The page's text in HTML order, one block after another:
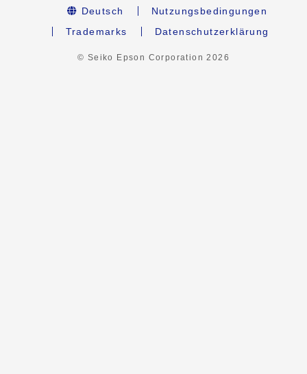
Deutsch
Nutzungsbedingungen
Trademarks
Datenschutzerklärung
© Seiko Epson Corporation2026